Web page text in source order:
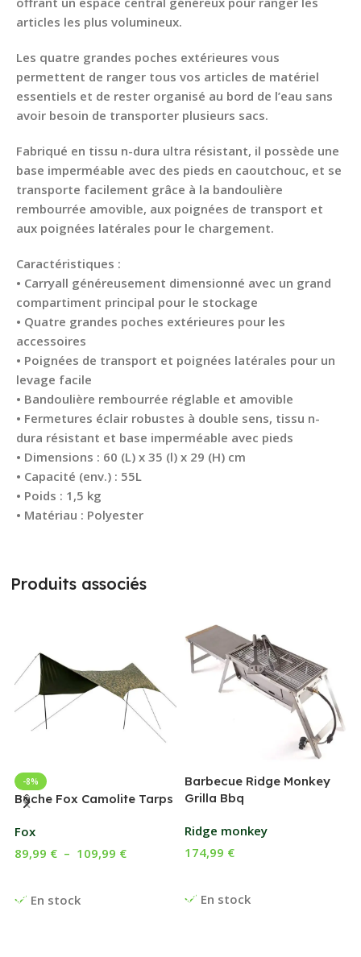
articles les plus volumineux.
Les quatre grandes poches extérieures vous
permettent de ranger tous vos articles de matériel
essentiels et de rester organisé au bord de l’eau sans
avoir besoin de transporter plusieurs sacs.
Fabriqué en tissu n-dura ultra résistant, il possède une
base imperméable avec des pieds en caoutchouc, et se
transporte facilement grâce à la bandoulière
rembourrée amovible, aux poignées de transport et
aux poignées latérales pour le chargement.
Caractéristiques :
• Carryall généreusement dimensionné avec un grand
compartiment principal pour le stockage
• Quatre grandes poches extérieures pour les
accessoires
• Poignées de transport et poignées latérales pour un
levage facile
• Bandoulière rembourrée réglable et amovible
• Fermetures éclair robustes à double sens, tissu n-
dura résistant et base imperméable avec pieds
• Dimensions : 60 (L) x 35 (l) x 29 (H) cm
• Capacité (env.) : 55L
• Poids : 1,5 kg
• Matériau : Polyester
Produits associés
-8%
Bâche Fox Camolite Tarps
Fox
En stock
89,99 € – 109,99 €
Barbecue Ridge Monkey
Grilla Bbq
Ridge monkey
En stock
174,99 €